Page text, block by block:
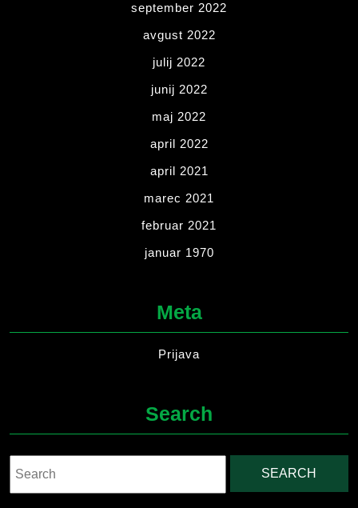
september 2022
avgust 2022
julij 2022
junij 2022
maj 2022
april 2022
april 2021
marec 2021
februar 2021
januar 1970
Meta
Prijava
Search
for: